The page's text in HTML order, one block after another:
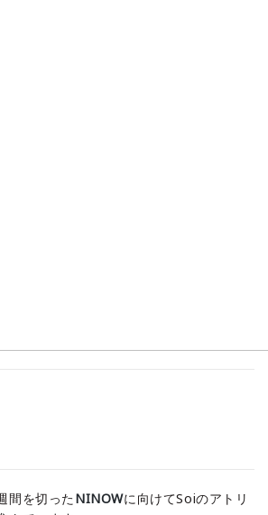
間を切ったNINOWに向けてSoiのアトリ